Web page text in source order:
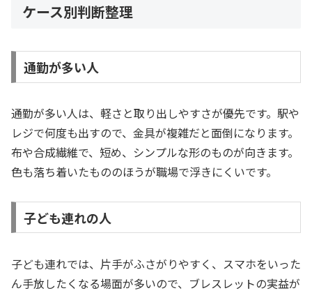
ケース別判断整理
通勤が多い人
通勤が多い人は、軽さと取り出しやすさが優先です。駅や
レジで何度も出すので、金具が複雑だと面倒になります。
布や合成繊維で、短め、シンプルな形のものが向きます。
色も落ち着いたもののほうが職場で浮きにくいです。
子ども連れの人
子ども連れでは、片手がふさがりやすく、スマホをいった
ん手放したくなる場面が多いので、ブレスレットの実益が